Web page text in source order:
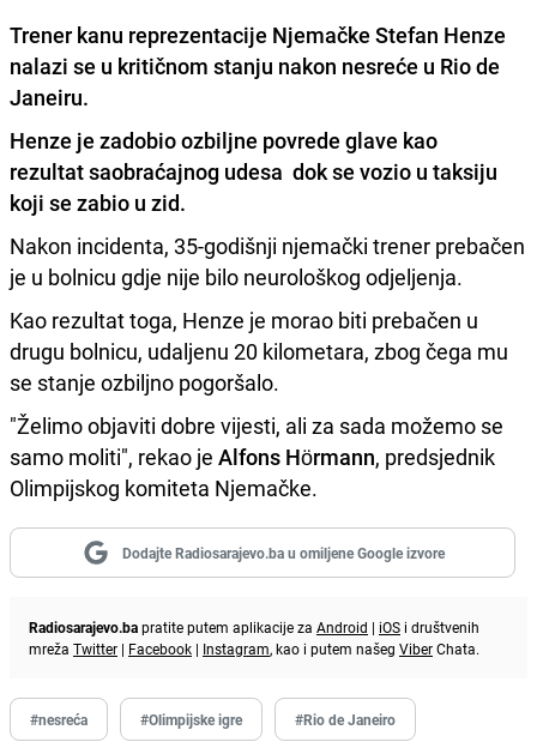
Trener kanu reprezentacije Njemačke Stefan Henze
nalazi se u kritičnom stanju nakon nesreće u Rio de
Janeiru.
Henze je zadobio ozbiljne povrede glave kao
rezultat saobraćajnog udesa dok se vozio u taksiju
koji se zabio u zid.
Nakon incidenta, 35-godišnji njemački trener prebačen
je u bolnicu gdje nije bilo neurološkog odjeljenja.
Kao rezultat toga, Henze je morao biti prebačen u
drugu bolnicu, udaljenu 20 kilometara, zbog čega mu
se stanje ozbiljno pogoršalo.
"Želimo objaviti dobre vijesti, ali za sada možemo se
samo moliti", rekao je Alfons Hörmann, predsjednik
Olimpijskog komiteta Njemačke.
Dodajte Radiosarajevo.ba u omiljene Google izvore
Radiosarajevo.bapratite putem aplikacije za Android | iOS i društvenih
mreža Twitter | Facebook | Instagram, kao i putem našeg ViberChata.
#nesreća #Olimpijske igre #Rio de Janeiro